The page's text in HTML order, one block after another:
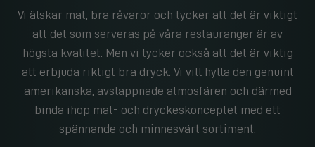
Vi älskar mat, bra råvaror och tycker att det är viktigt
att det som serveras på våra restauranger är av
högsta kvalitet. Men vi tycker också att det är viktig
att erbjuda riktigt bra dryck. Vi vill hylla den genuint
amerikanska, avslappnade atmosfären och därmed
binda ihop mat- och dryckeskonceptet med ett
spännande och minnesvärt sortiment.